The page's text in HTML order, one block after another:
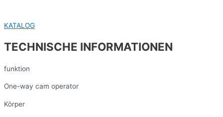
KATALOG
TECHNISCHE INFORMATIONEN
funktion
One-way cam operator
Körper